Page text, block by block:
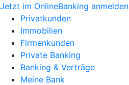
Jetzt im OnlineBanking anmelden
Privatkunden
Immobilien
Firmenkunden
Private Banking
Banking & Verträge
Meine Bank